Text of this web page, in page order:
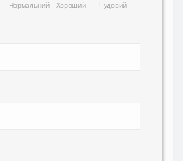
Нормальний Хороший Чудовий